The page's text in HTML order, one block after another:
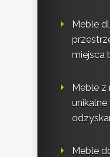
Meble
miejsca
Meble z
Meble